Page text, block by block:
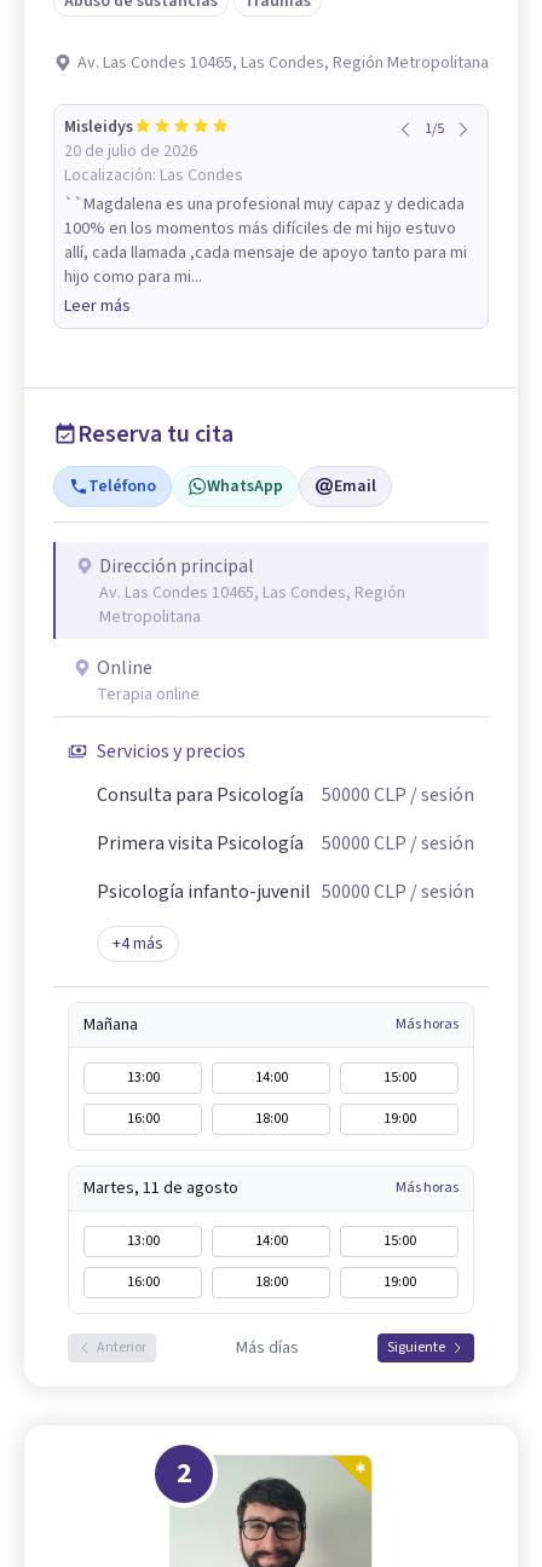
Av. Las Condes 10465, Las Condes, Región Metropolitana
Misleidys
20 de julio de 2026
Localización: Las Condes
1/5
``Magdalena es una profesional muy capaz y dedicada
100% en los momentos más difíciles de mi hijo estuvo
allí, cada llamada ,cada mensaje de apoyo tanto para mi
hijo como para mi...
Leer más
Reserva tu cita
Teléfono WhatsApp Email
Dirección principal
Av. Las Condes 10465, Las Condes, Región
Metropolitana
Online
Terapia online
Servicios y precios
Consulta para Psicología
50000CLP / sesión
Primera visita Psicología
50000CLP / sesión
Psicología infanto-juvenil 50000CLP / sesión
+4más
Mañana Más horas
13:00 14:00
15:00
16:00
18:00 19:00
Martes, 11 de agosto Más horas
13:00 14:00
15:00
16:00
18:00 19:00
Anterior Más días Siguiente
2